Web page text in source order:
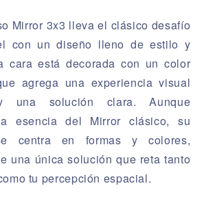
Mirror 3x3 lleva el clásico desafío
con un diseño lleno de estilo y
cara está decorada con un color
agrega una experiencia visual
una solución clara. Aunque
esencia del Mirror clásico, su
centra en formas y colores,
una única solución que reta tanto
tu percepción espacial.